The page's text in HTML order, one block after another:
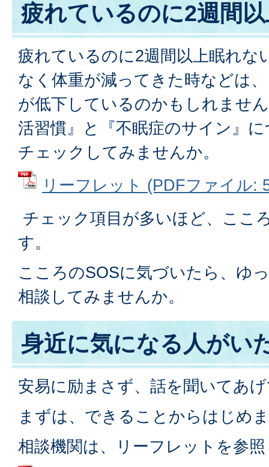
疲れているのに2週間
疲れているのに2週間以上眠れな
なく体重が減ってきた時などは
が低下しているのかもしれませ
活習慣』と『不眠症のサイン』
チェックしてみませんか。
リーフレット (PDFファイル:
チェック項目が多いほど、ここ
す。
こころのSOSに気づいたら、ゆ
相談してみませんか。
身近に気になる人がい
安易に励まさず、話を聞いてあ
まずは、できることからはじめ
相談機関は、リーフレットを参